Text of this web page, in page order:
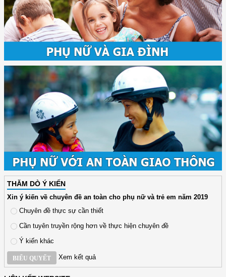
THĂM DÒ Ý KIẾN
Xin ý kiến về chuyên đề an toàn cho phụ nữ và trẻ em năm 2019
Chuyên đề thực sự cần thiết
Cần tuyên truyền rộng hơn về thực hiện chuyên đề
Ý kiến khác
BIỂU QUYẾT Xem kết quả